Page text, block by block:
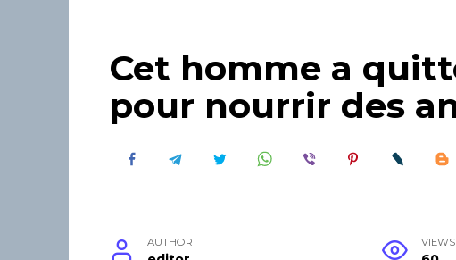
Cet homme a
pour nourrir des
AUTHOR VIEWS